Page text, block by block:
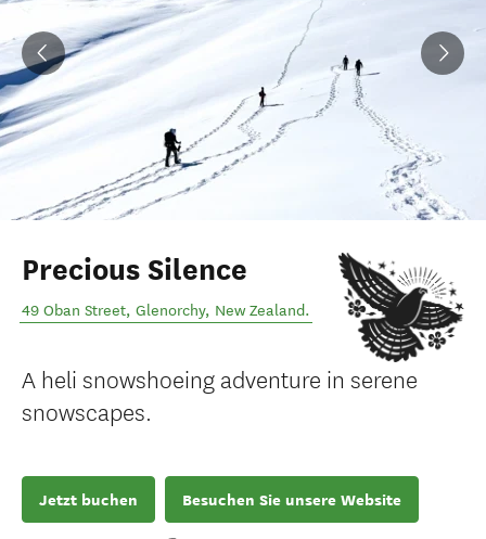
Precious Silence
49 Oban Street, Glenorchy, New Zealand.
A heli snowshoeing adventure in serene
snowscapes​.
Jetzt buchen Besuchen Sie unsere Website